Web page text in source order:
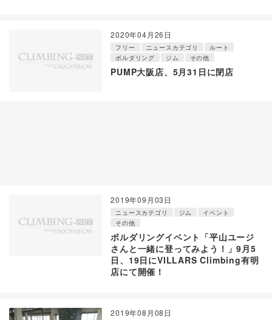
2020年04月26日
フリー ニュースカテゴリ
ルート
ボルダリング
ジム その他
PUMP大阪店、5月31日に閉店
2019年09月03日
ニュースカテゴリ ジム
イベント
その他
ボルダリングイベント「平山ユージ
さんと一緒に登ってみよう！」9月5
日、19日にVILLARS Climbing有明
店にて開催！
2019年08月08日